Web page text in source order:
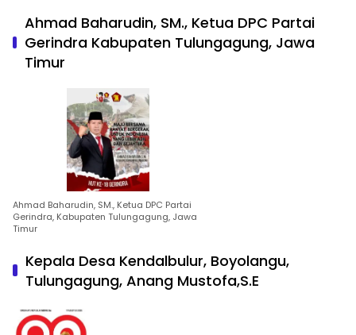
Ahmad Baharudin, SM., Ketua DPC Partai
Gerindra Kabupaten Tulungagung, Jawa
Timur
Ahmad Baharudin, SM., Ketua DPC Partai
Gerindra, Kabupaten Tulungagung, Jawa
Timur
Kepala Desa Kendalbulur, Boyolangu,
Tulungagung, Anang Mustofa,S.E